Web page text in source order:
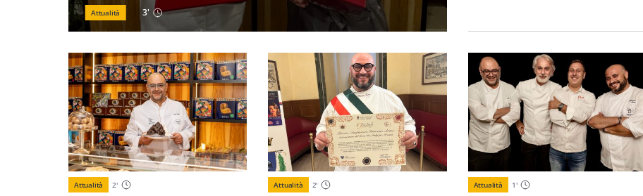
Attualità 3'
Attualità 2' Attualità 2' Attualità 1'